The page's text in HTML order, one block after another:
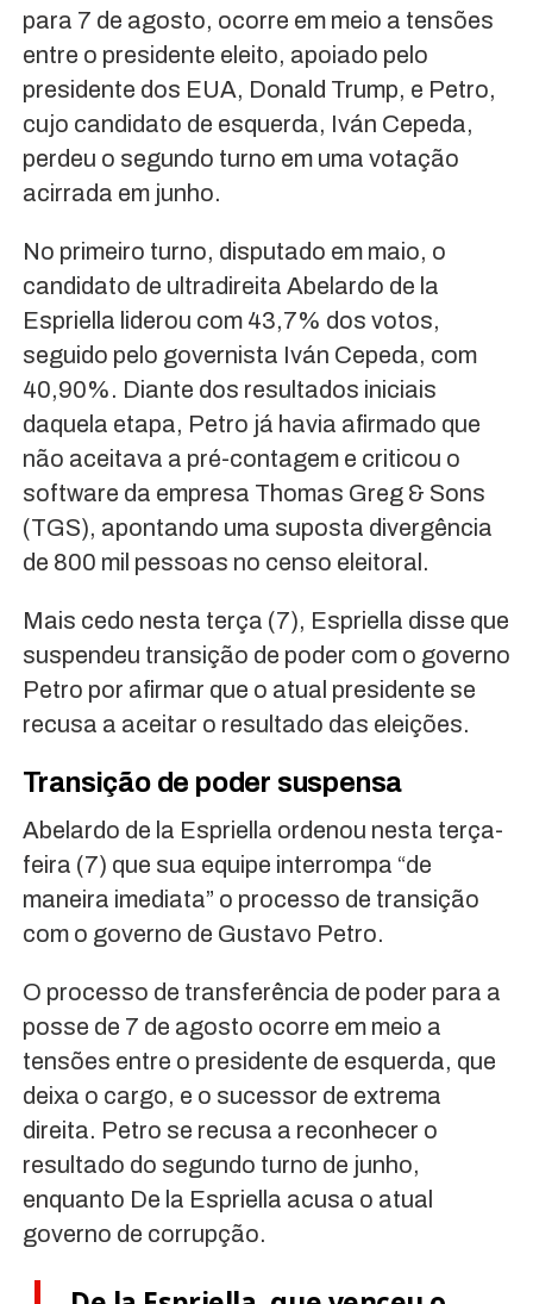
para 7 de agosto, ocorre em meio a tensões
entre o presidente eleito, apoiado pelo
presidente dos EUA, Donald Trump, e Petro,
cujo candidato de esquerda, Iván Cepeda,
perdeu o segundo turno em uma votação
acirrada em junho.
No primeiro turno, disputado em maio, o
candidato de ultradireita Abelardo de la
Espriella liderou com 43,7% dos votos,
seguido pelo governista Iván Cepeda, com
40,90%. Diante dos resultados iniciais
daquela etapa, Petro já havia afirmado que
não aceitava a pré-contagem e criticou o
software da empresa Thomas Greg & Sons
(TGS), apontando uma suposta divergência
de 800 mil pessoas no censo eleitoral.
Mais cedo nesta terça (7), Espriella disse que
suspendeu transição de poder com o governo
Petro por afirmar que o atual presidente se
recusa a aceitar o resultado das eleições.
Transição de poder suspensa
Abelardo de la Espriella ordenou nesta terça-
feira (7) que sua equipe interrompa “de
maneira imediata” o processo de transição
com o governo de Gustavo Petro.
O processo de transferência de poder para a
posse de 7 de agosto ocorre em meio a
tensões entre o presidente de esquerda, que
deixa o cargo, e o sucessor de extrema
direita. Petro se recusa a reconhecer o
resultado do segundo turno de junho,
enquanto De la Espriella acusa o atual
governo de corrupção.